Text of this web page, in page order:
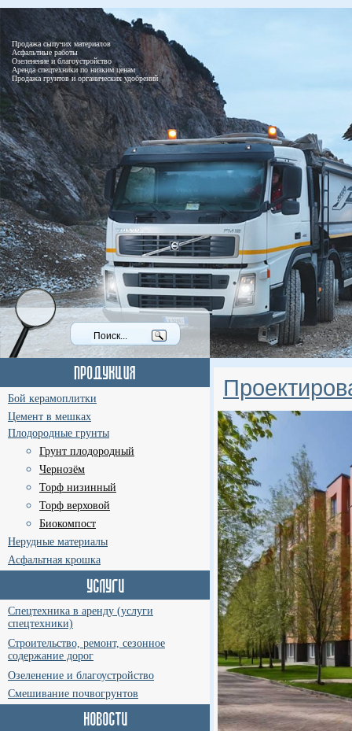
Продажа сыпучих материалов
Асфальтные работы
Озеленение и благоустройство
Аренда спецтехники по низким ценам
Продажа грунтов и органических удобрений
Бой керамоплитки
Цемент в мешках
Плодородные грунты
Грунт плодородный
Чернозём
Торф низинный
Торф верховой
Биокомпост
Нерудные материалы
Асфальтная крошка
Спецтехника в аренду (услуги
спецтехники)
Строительство, ремонт, сезонное
содержание дорог
Озеленение и благоустройство
Смешивание почвогрунтов